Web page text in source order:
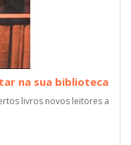
na sua biblioteca
livros novos leitores a